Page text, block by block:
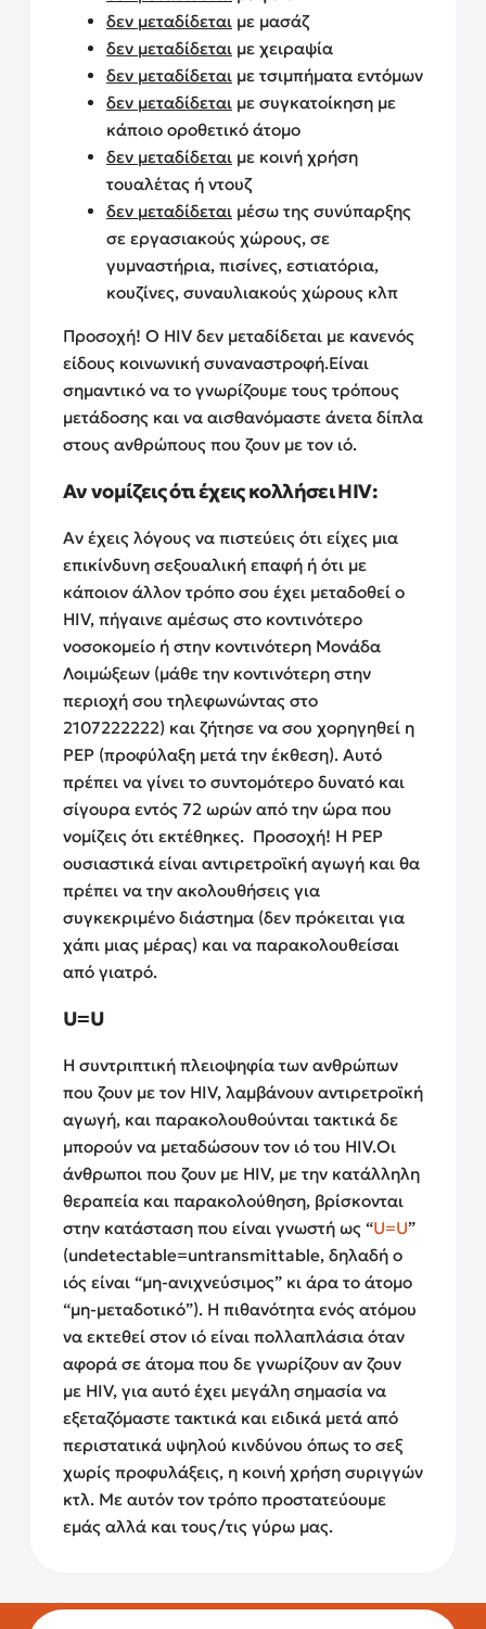
δεν μεταδίδεται με μασάζ
δεν μεταδίδεται με χειραψία
δεν μεταδίδεται με τσιμπήματα εντόμων
δεν μεταδίδεται με συγκατοίκηση με
κάποιο οροθετικό άτομο
δεν μεταδίδεται με κοινή χρήση
τουαλέτας ή ντουζ
δεν μεταδίδεται μέσω της συνύπαρξης
σε εργασιακούς χώρους, σε
γυμναστήρια, πισίνες, εστιατόρια,
κουζίνες, συναυλιακούς χώρους κλπ
Προσοχή! Ο HIV δεν μεταδίδεται με κανενός
είδους κοινωνική συναναστροφή.Είναι
σημαντικό να το γνωρίζουμε τους τρόπους
μετάδοσης και να αισθανόμαστε άνετα δίπλα
στους ανθρώπους που ζουν με τον ιό.
Αν νομίζεις ότι έχεις κολλήσει HIV:
Αν έχεις λόγους να πιστεύεις ότι είχες μια
επικίνδυνη σεξουαλική επαφή ή ότι με
κάποιον άλλον τρόπο σου έχει μεταδοθεί ο
HIV, πήγαινε αμέσως στο κοντινότερο
νοσοκομείο ή στην κοντινότερη Μονάδα
Λοιμώξεων (μάθε την κοντινότερη στην
περιοχή σου τηλεφωνώντας στο
2107222222) και ζήτησε να σου χορηγηθεί η
PEP (προφύλαξη μετά την έκθεση). Αυτό
πρέπει να γίνει το συντομότερο δυνατό και
σίγουρα εντός 72 ωρών από την ώρα που
νομίζεις ότι εκτέθηκες. Προσοχή! Η PEP
ουσιαστικά είναι αντιρετροϊκή αγωγή και θα
πρέπει να την ακολουθήσεις για
συγκεκριμένο διάστημα (δεν πρόκειται για
χάπι μιας μέρας) και να παρακολουθείσαι
από γιατρό.
U=U
Η συντριπτική πλειοψηφία των ανθρώπων
που ζουν με τον HIV, λαμβάνουν αντιρετροϊκή
αγωγή, και παρακολουθούνται τακτικά δε
μπορούν να μεταδώσουν τον ιό του ΗΙV.Οι
άνθρωποι που ζουν με HIV, με την κατάλληλη
θεραπεία και παρακολούθηση, βρίσκονται
στην κατάσταση που είναι γνωστή ως “U=U”
(undetectable=untransmittable, δηλαδή ο
ιός είναι “μη-ανιχνεύσιμος” κι άρα το άτομο
“μη-μεταδοτικό”). Η πιθανότητα ενός ατόμου
να εκτεθεί στον ιό είναι πολλαπλάσια όταν
αφορά σε άτομα που δε γνωρίζουν αν ζουν
με HIV, για αυτό έχει μεγάλη σημασία να
εξεταζόμαστε τακτικά και ειδικά μετά από
περιστατικά υψηλού κινδύνου όπως το σεξ
χωρίς προφυλάξεις, η κοινή χρήση συριγγών
κτλ. Με αυτόν τον τρόπο προστατεύουμε
εμάς αλλά και τους/τις γύρω μας.